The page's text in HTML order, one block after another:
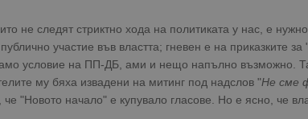
не следят стриктно хода на политиката у нас, е
участие във властта; гневен е на приказките за
условие на ПП-ДБ, ами и нещо напълно възможно.
му бяха извадени на митинг под надслов "Не сме
"Новото начало" е купувало гласове. Но е ясно, че